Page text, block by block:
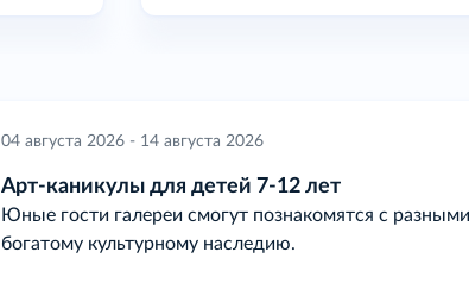
04 августа 2026 - 14 августа 2026
Арт-каникулы для детей 7-12 лет
Юные гости галереи смогут познакомятся с
богатому культурному наследию.